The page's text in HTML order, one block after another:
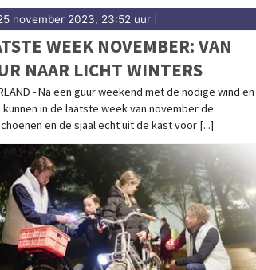
november 2023, 23:52 uur
WEEK NOVEMBER: VAN
NAAR LICHT WINTERS
- Na een guur weekend met de nodige wind en
in de laatste week van november de
en de sjaal echt uit de kast voor [...]